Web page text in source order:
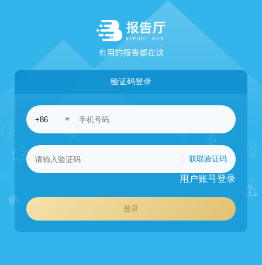
验证码登录
获取验证码
用户账号登录
登录